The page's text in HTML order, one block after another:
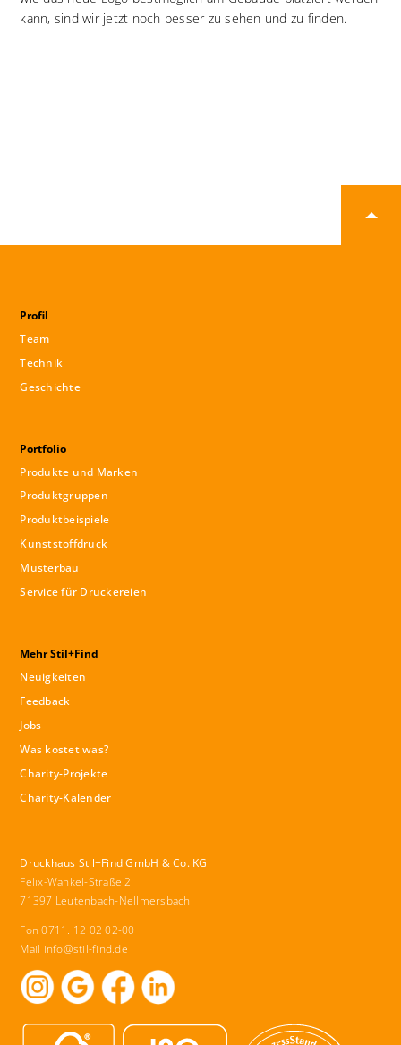
kann, sind wir jetzt noch besser zu sehen und zu finden.
Profil
Team
Technik
Geschichte
Portfolio
Produkte und Marken
Produktgruppen
Produktbeispiele
Kunststoffdruck
Musterbau
Service für Druckereien
Mehr Stil+Find
Neuigkeiten
Feedback
Jobs
Was kostet was?
Charity-Projekte
Charity-Kalender
Druckhaus Stil+Find GmbH & Co. KG
Felix-Wankel-Straße 2
71397 Leutenbach-Nellmersbach
Fon 0711. 12 02 02-00
Mail info@stil-find.de